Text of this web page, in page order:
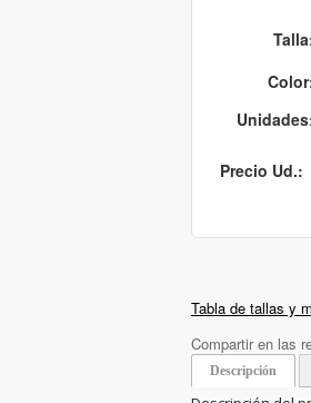
Precio Ud.:
Tabla de tallas y
Compartir en las
Descripción